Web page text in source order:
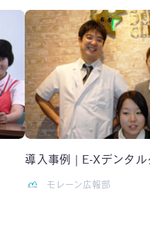
導入事例 | E-Xデンタル
モレーン広報部